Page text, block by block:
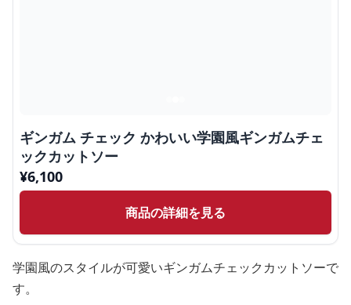
ギンガム チェック かわいい学園風ギンガムチェ
ックカットソー
¥6,100
商品の詳細を見る
学園風のスタイルが可愛いギンガムチェックカットソーで
す。